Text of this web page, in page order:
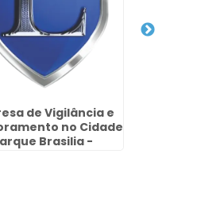
de Vigilância e
no Cidade
Brasilia -